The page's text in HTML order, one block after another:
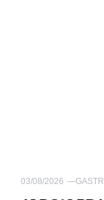
03/08/2026 —